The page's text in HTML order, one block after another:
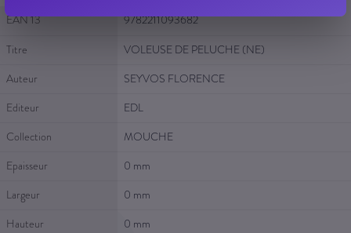
Fiche Technique
EAN 13
9782211093682
Titre
VOLEUSE DE PELUCHE (NE)
Auteur
SEYVOS FLORENCE
Editeur
EDL
Collection
MOUCHE
Epaisseur
0 mm
Largeur
0 mm
Hauteur
0 mm